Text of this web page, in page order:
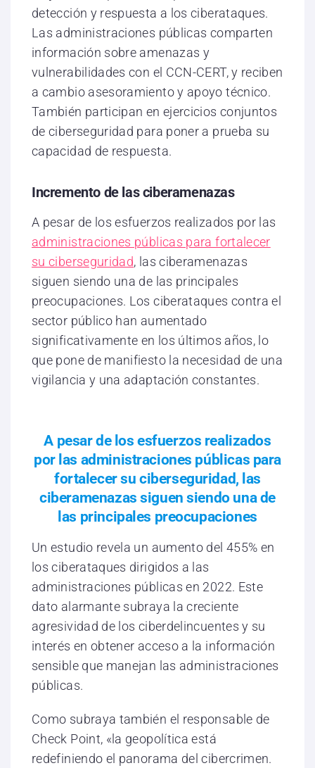
detección y respuesta a los ciberataques.
Las administraciones públicas comparten
información sobre amenazas y
vulnerabilidades con el CCN-CERT, y reciben
a cambio asesoramiento y apoyo técnico.
También participan en ejercicios conjuntos
de ciberseguridad para poner a prueba su
capacidad de respuesta.
Incremento de las ciberamenazas
A pesar de los esfuerzos realizados por las
administraciones públicas para fortalecer
su ciberseguridad, las ciberamenazas
siguen siendo una de las principales
preocupaciones. Los ciberataques contra el
sector público han aumentado
significativamente en los últimos años, lo
que pone de manifiesto la necesidad de una
vigilancia y una adaptación constantes.
A pesar de los esfuerzos realizados
por las administraciones públicas para
fortalecer su ciberseguridad, las
ciberamenazas siguen siendo una de
las principales preocupaciones
Un estudio revela un aumento del 455% en
los ciberataques dirigidos a las
administraciones públicas en 2022. Este
dato alarmante subraya la creciente
agresividad de los ciberdelincuentes y su
interés en obtener acceso a la información
sensible que manejan las administraciones
públicas.
Como subraya también el responsable de
Check Point, «la geopolítica está
redefiniendo el panorama del cibercrimen.